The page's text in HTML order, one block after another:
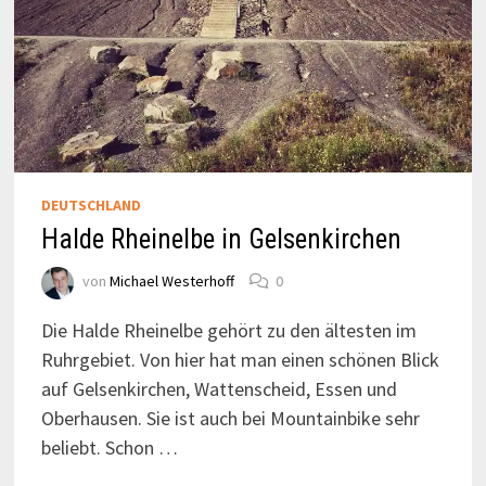
DEUTSCHLAND
Halde Rheinelbe in Gelsenkirchen
von Michael Westerhoff 0
Die Halde Rheinelbe gehört zu den ältesten im
Ruhrgebiet. Von hier hat man einen schönen Blick
auf Gelsenkirchen, Wattenscheid, Essen und
Oberhausen. Sie ist auch bei Mountainbike sehr
beliebt. Schon …